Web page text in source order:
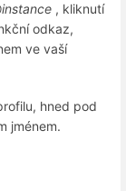
, kliknutí
odkaz,
ve vaší
hned pod
jménem.